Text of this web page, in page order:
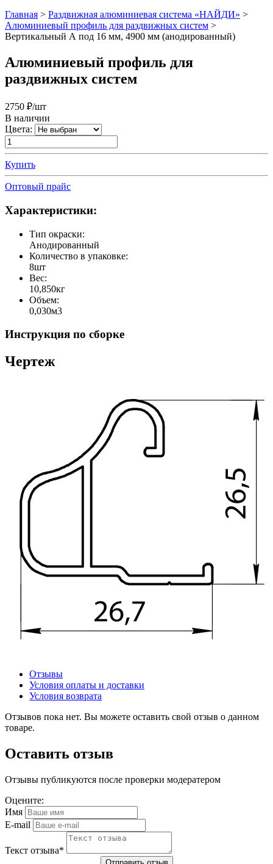
Главная > Раздвижная алюминиевая система «НАЙДИ» >
Алюминиевый профиль для раздвижных систем >
Вертикальный А под 16 мм, 4900 мм (анодированный)
Алюминиевый профиль для
раздвижных систем
2750 ₽/шт
В наличии
Цвета:
Купить
Оптовый прайс
Характеристики:
Тип окраски:
Анодированный
Количество в упаковке:
8шт
Вес:
10,850кг
Объем:
0,030м3
Инструкция по сборке
Чертеж
Отзывы
Условия оплаты и доставки
Условия возврата
Отзывов пока нет. Вы можете оставить свой отзыв о данном
товаре.
Оставить отзыв
Отзывы публикуются после проверки модератером
Оцените:
Имя
E-mail
Текст отзыва*